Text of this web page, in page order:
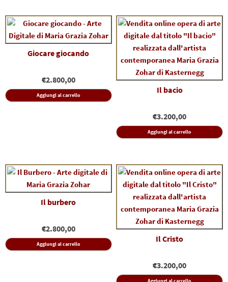
Giocare giocando
€2.800,00
Aggiungi al carrello
Il bacio
€3.200,00
Aggiungi al carrello
Il burbero
€2.800,00
Aggiungi al carrello
Il Cristo
€3.200,00